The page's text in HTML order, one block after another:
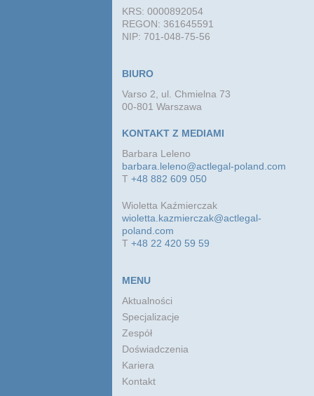
KRS: 0000892054
REGON: 361645591
NIP: 701-048-75-56
BIURO
Varso 2, ul. Chmielna 73
00-801 Warszawa
KONTAKT Z MEDIAMI
Barbara Leleno
barbara.leleno@actlegal-poland.com
T+48 882 609 050
Wioletta Kaźmierczak
wioletta.kazmierczak@actlegal-
poland.com
T+48 22 420 59 59
MENU
Aktualności
Specjalizacje
Zespół
Doświadczenia
Kariera
Kontakt